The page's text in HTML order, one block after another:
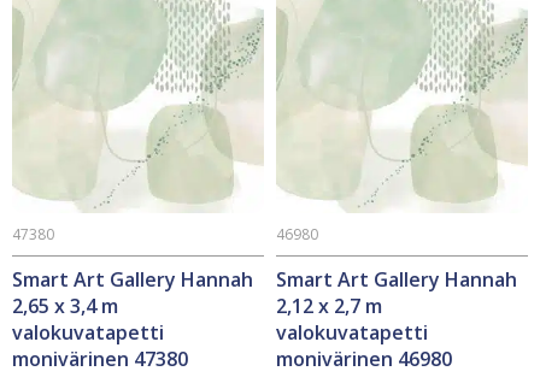
Smart Art Gallery Hannah
2,65 x 3,4 m
valokuvatapetti
monivärinen 47380
47380
Smart Art Gallery Hannah
2,12 x 2,7 m
valokuvatapetti
monivärinen 46980
46980